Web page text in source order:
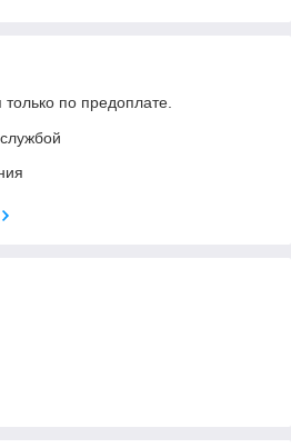
только по предоплате.